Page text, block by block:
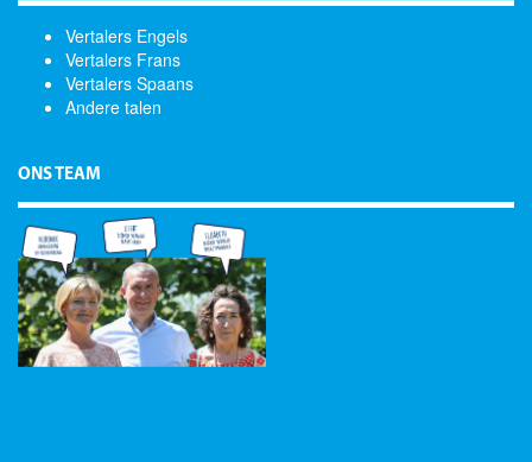
Vertalers Engels
Vertalers Frans
Vertalers Spaans
Andere talen
ONS TEAM